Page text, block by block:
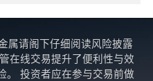
属请阁下仔细阅读风险披露
在线交易提升了便利性与效
。 投资者应在参与交易前做